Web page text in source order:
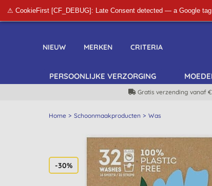
⚠ CookieFirst [CF_DEBUG]: Late Consent detected — a Google
NIEUW MERKEN CRITERIA
PERSOONLIJKE VERZORGING
Gratis verzending vanaf
Home Schoonmaakproducten Was
-30%